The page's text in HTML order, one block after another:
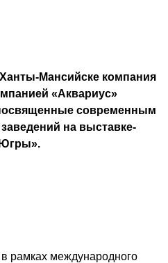
Мансийске компания
«Аквариус»
современным
на выставке-
рамках международного